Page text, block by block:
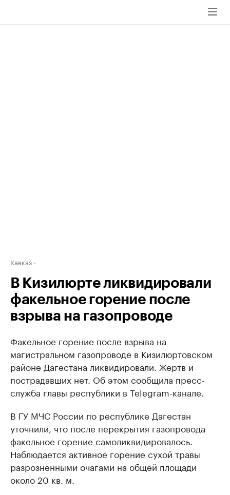
Кавказ
В Кизилюрте ликвидировали
факельное горение после
взрыва на газопроводе
Факельное горение после взрыва на
магистральном газопроводе в Кизилюртовском
районе Дагестана ликвидировали. Жертв и
пострадавших нет. Об этом сообщила пресс-
служба главы республики в Telegram-канале.
В ГУ МЧС России по республике Дагестан
уточнили, что после перекрытия газопровода
факельное горение самоликвидировалось.
Наблюдается активное горение сухой травы
разрозненными очагами на общей площади
около 20 кв. м.